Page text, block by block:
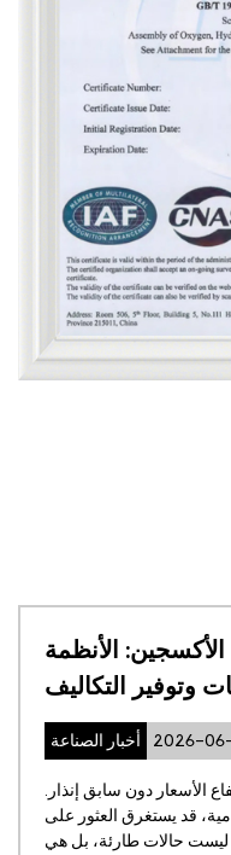
كيفية اختيار محطة
تصل شحنات الأسطوانات متأخرة.
وفي المناطق النائية أو
مورد أكسجين موثوق به